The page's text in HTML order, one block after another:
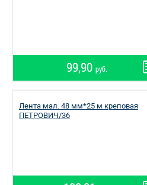
99,90 руб.
Лента мал. 48 мм*25 м креповая
ПЕТРОВИЧ/36